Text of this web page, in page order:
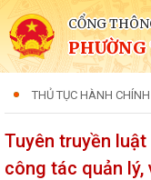
CỔNG
THỦ TỤC HÀNH CHÍNH
Tuyên truyền luật
công tác quản lý,